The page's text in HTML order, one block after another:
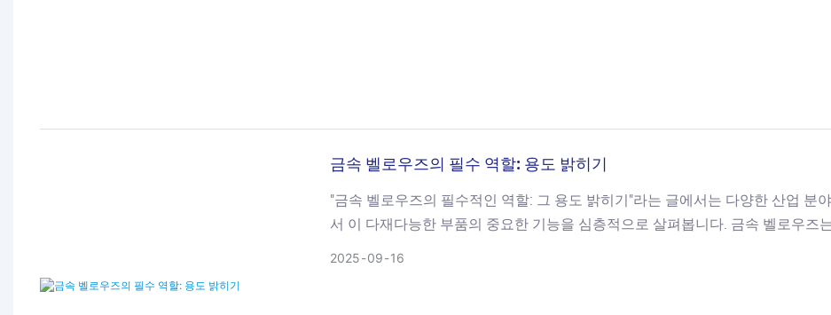
금속 벨로우즈의 필수 역할: 용도 밝히기
"금속 벨로우즈의 필수적인 역할: 그 용도 밝히기"라는 글에서는 다양한 산업 분
서 이 다재다능한 부품의 중요한 기능을 심층적으로 살펴봅니다. 금속 벨로우즈
기계의 효율적인 운영 및 유지보수에 중추적인 역할을 하며, 현대 엔지니어링 분야
2025 09 16